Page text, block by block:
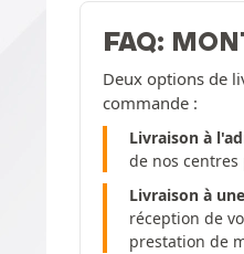
FAQ:
Deux options de
commande :
Livraison à
de nos
Livraison à
réception de
prestation de